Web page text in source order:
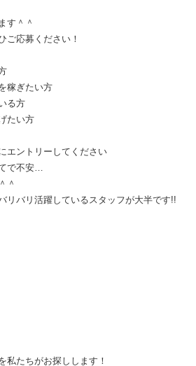
す＾＾
ご応募ください！
稼ぎたい方
る方
たい方
エントリーしてください
で不安…
＾
リバリ活躍しているスタッフが大半です!!
私たちがお探しします！